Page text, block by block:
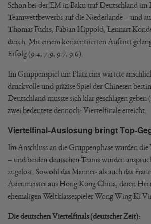
Schon bei der EM in Baku traf Deutschland im
Teamwettbewerbs auf die Niederlande – und
Thomas Fuchs, Fabian Hippold, Lennart
durch. Mit einem konzentrierten Auftritt gelang
Erfolg (9:4, 7:9, 9:7, 9:6).
Im Gruppenspiel um Platz eins wartete
druckvolle und präzise Spiel der Chinesen
Deutschland musste sich klar geschlagen geben
zwei bedeutete dennoch: Viertelfinale erreicht.
Viertelfinal-Auslosung bringt Top-
Im Anschluss an die Gruppenphase wurden
– und beiden deutschen Teams wurden
zugelost. Sowohl das Männer- als auch das
Asienmeister aus Hong Kong China, deren
ehemaligen Weltklassespieler Wong Wing Ki
Die deutschen Viertelfinals (deutscher Zeit):